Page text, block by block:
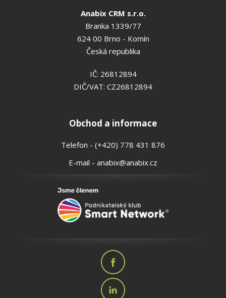
Anabix CRM s.r.o.
Branka 1339/77
624 00 Brno - Komín
Česká republika
IČ: 26812894
DIČ/VAT: CZ26812894
Obchod a informace
Telefon - (+420) 778 431 876
E-mail - anabix@anabix.cz